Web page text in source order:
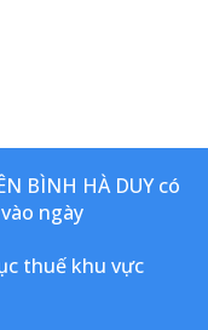
BÌNH HÀ DUY có
ngày
thuế khu vực